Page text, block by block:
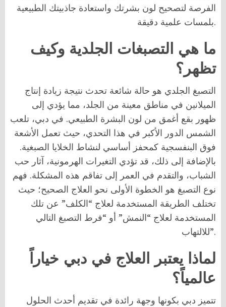
الفرصة لتصحيح لون بشرتك واستعادة جاذبيتك الطبيعية
بلمسات علمية دقيقة.
ما هي التصبغات الجلدية وكيف
تظهر؟
التصبغ الجلدي هو حالة شائعة تحدث نتيجة زيادة إنتاج
الميلانين في مناطق معينة من الجلد، مما يؤدي إلى
ظهور بقع أغمق من لون البشرة الطبيعي. في دبي، تلعب
الشمس الدور الأكبر في هذا التحدي، حيث تعمل الأشعة
فوق البنفسجية كمحفز أساسي لنشاط الخلايا الصبغية.
بالإضافة إلى ذلك، قد تؤدي التغيرات الهرمونية، آثار حب
الشباب، والتقدم في العمر إلى تفاقم هذه المشكلة. فهم
نوع التصبغ هو الخطوة الأولى نحو العلاج الصحيح؛ حيث
تختلف الطريقة المستخدمة لعلاج “الكلف” عن تلك
المستخدمة لعلاج “النمش” أو “فرط التصبغ التالي
للالتهاب”.
لماذا يعتبر العلاج في دبي خياراً
عالمياً؟
تتميز دبي بكونها وجهة رائدة في تقديم أحدث الحلول